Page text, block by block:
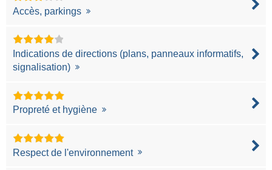
Accès, parkings
Indications de directions (plans, panneaux informatifs,
signalisation)
Propreté et hygiène
Respect de l'environnement